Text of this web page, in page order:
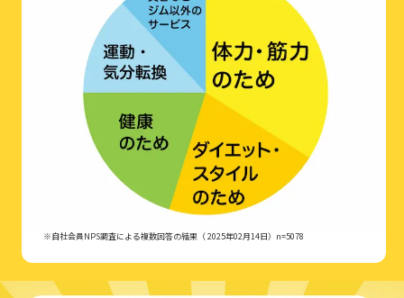
※自社会員NPS調査による複数回答の結果（ 2025年02月14日）n=5078